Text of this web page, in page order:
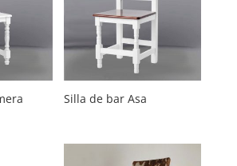
Silla de bar Asa